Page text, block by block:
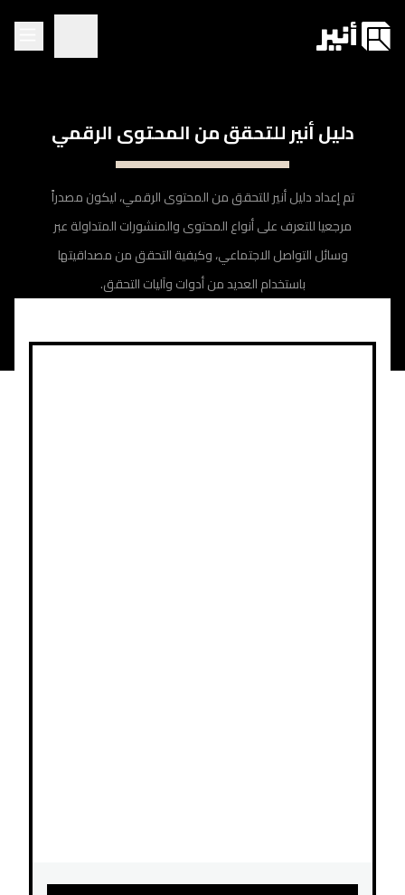
دليل أنير للتحقق من المحتوى الرقمي
تم إعداد دليل أنير للتحقق من المحتوى الرقمي، ليكون مصدراً
مرجعيا للتعرف على أنواع المحتوى والمنشورات المتداولة عبر
وسائل التواصل الاجتماعي، وكيفية التحقق من مصداقيتها
باستخدام العديد من أدوات وآليات التحقق.